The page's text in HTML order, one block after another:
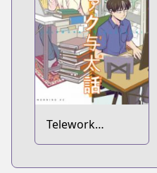
Telework
Yotabanashi